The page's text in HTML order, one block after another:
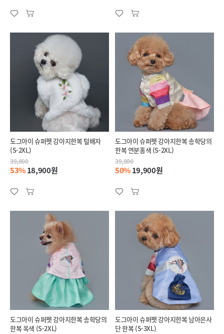
도그아이 슈퍼펫 강아지한복 털배자
(S-2XL)
39,800
53%18,900원
도그아이 슈퍼펫 강아지한복 송학당의
한복 연분홍색 (S-2XL)
39,800
50%19,900원
도그아이 슈퍼펫 강아지한복 송학당의
한복 옥색 (S-2XL)
도그아이 슈퍼펫 강아지한복 남아은사
단 한복 (S-3XL)